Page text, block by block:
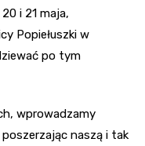
i 21 maja,
Popiełuszki w
po tym
wprowadzamy
naszą i tak